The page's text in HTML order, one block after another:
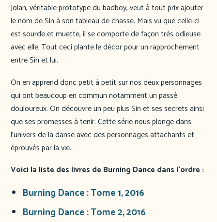
Jolan, véritable prototype du badboy, veut à tout prix ajouter
le nom de Sin à son tableau de chasse. Mais vu que celle-ci
est sourde et muette, il se comporte de façon très odieuse
avec elle. Tout ceci plante le décor pour un rapprochement
entre Sin et lui.
On en apprend donc petit à petit sur nos deux personnages
qui ont beaucoup en commun notamment un passé
douloureux. On découvre un peu plus Sin et ses secrets ainsi
que ses promesses à tenir. Cette série nous plonge dans
l’univers de la danse avec des personnages attachants et
éprouvés par la vie.
Voici la liste des livres de Burning Dance dans l’ordre :
Burning Dance : Tome 1, 2016
Burning Dance : Tome 2, 2016